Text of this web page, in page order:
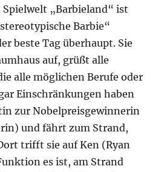
„Barbieland“ ist
Barbie“
beste Tag überhaupt. Sie
auf, grüßt alle
alle möglichen Berufe oder
Einschränkungen haben
zur Nobelpreisgewinnerin
und fährt zum Strand,
trifft sie auf Ken (Ryan
es ist, am Strand